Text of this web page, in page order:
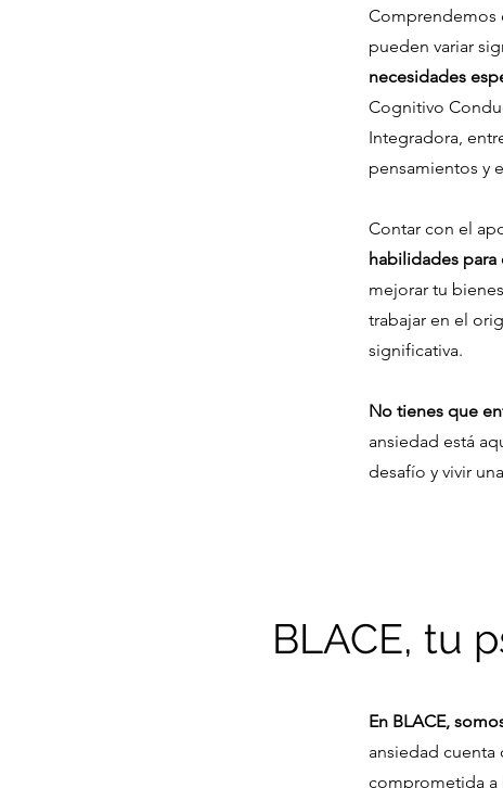
Comprendemos
pueden variar
necesidades
Cognitivo
Integradora,
pensamientos y
Contar con el
habilidades para
mejorar tu
trabajar en el
significativa.
No tienes que
ansiedad está
desafío y vivir
BLACE, tu
En BLACE,
ansiedad cuenta
comprometida a